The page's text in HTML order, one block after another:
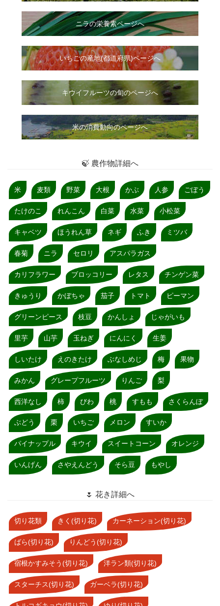
ニラの栄養素ページへ
いちごの産地(都道府県)ページへ
キウイフルーツの旬のページへ
米の消費動向のページへ
🍃 農作物詳細へ
米 麦類 野菜 大根 かぶ 人参 ごぼう
たけのこ れんこん 白菜 水菜 小松菜
キャベツ ほうれん草 ネギ ふき ミツバ
春菊 ニラ セロリ アスパラガス
カリフラワー ブロッコリー レタス チンゲン菜
きゅうり かぼちゃ 茄子 トマト ピーマン
グリーンピース 枝豆 かんしょ じゃがいも
里芋 山芋 玉ねぎ にんにく 生姜
しいたけ えのきたけ ぶなしめじ 梅 果物
みかん グレープフルーツ りんご 梨
西洋なし 柿 びわ 桃 すもも さくらんぼ
ぶどう 栗 いちご メロン すいか
パイナップル キウイ スイートコーン オレンジ
いんげん さやえんどう そら豆 もやし
🌷 花き詳細へ
切り花類 きく(切り花) カーネーション(切り花)
ばら(切り花) りんどう(切り花)
宿根かすみそう(切り花) 洋ラン類(切り花)
スターチス(切り花) ガーベラ(切り花)